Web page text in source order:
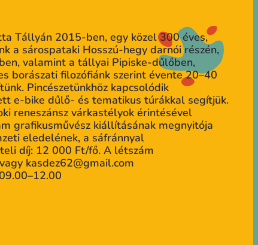
Tállyán 2015-ben, egy közel 300 éves,
a sárospataki Hosszú-hegy darnói részén,
valamint a tállyai Pipiske-dűlőben,
borászati filozófiánk szerint évente 20–40
Pincészetünkhöz kapcsolódik
e-bike dűlő- és tematikus túrákkal segítjük.
reneszánsz várkastélyok érintésével
grafikusművész kiállításának megnyitója
eledelének, a sáfránnyal
díj: 12 000 Ft/fő. A létszám
kasdez62@gmail.com